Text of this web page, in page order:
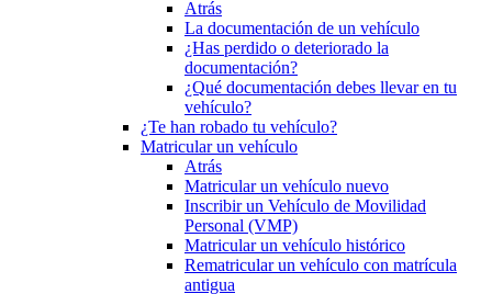
Atrás
La documentación de un vehículo
¿Has perdido o deteriorado la
documentación?
¿Qué documentación debes llevar en tu
vehículo?
¿Te han robado tu vehículo?
Matricular un vehículo
Atrás
Matricular un vehículo nuevo
Inscribir un Vehículo de Movilidad
Personal (VMP)
Matricular un vehículo histórico
Rematricular un vehículo con matrícula
antigua